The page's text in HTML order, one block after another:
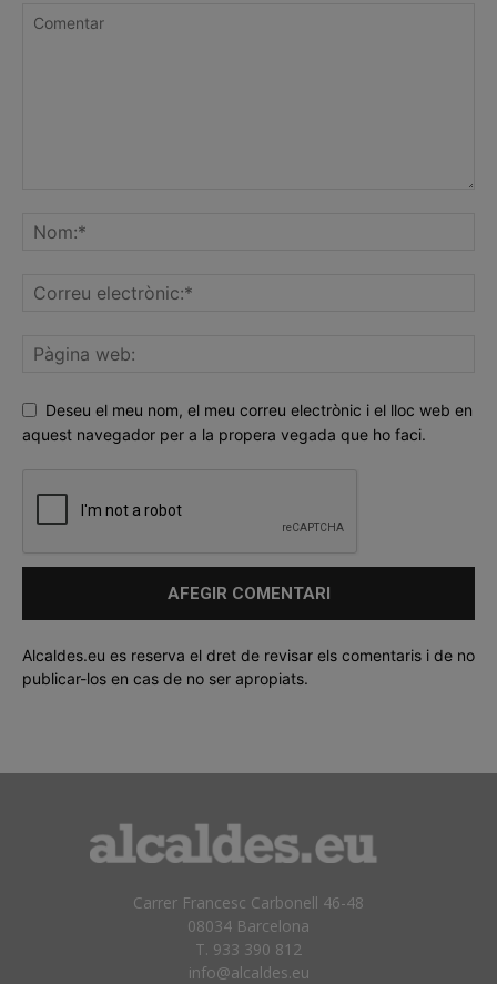
Deseu el meu nom, el meu correu electrònic i el lloc web en
aquest navegador per a la propera vegada que ho faci.
Alcaldes.eu es reserva el dret de revisar els comentaris i de no
publicar-los en cas de no ser apropiats.
Carrer Francesc Carbonell 46-48
08034 Barcelona
T. 933 390 812
info@alcaldes.eu